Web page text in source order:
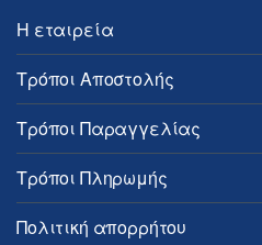
Η εταιρεία
Τρόποι Αποστολής
Τρόποι Παραγγελίας
Τρόποι Πληρωμής
Πολιτική απορρήτου